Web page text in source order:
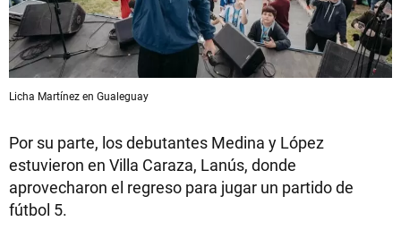
Licha Martínez en Gualeguay
Por su parte, los debutantes Medina y López
estuvieron en Villa Caraza, Lanús, donde
aprovecharon el regreso para jugar un partido de
fútbol 5.